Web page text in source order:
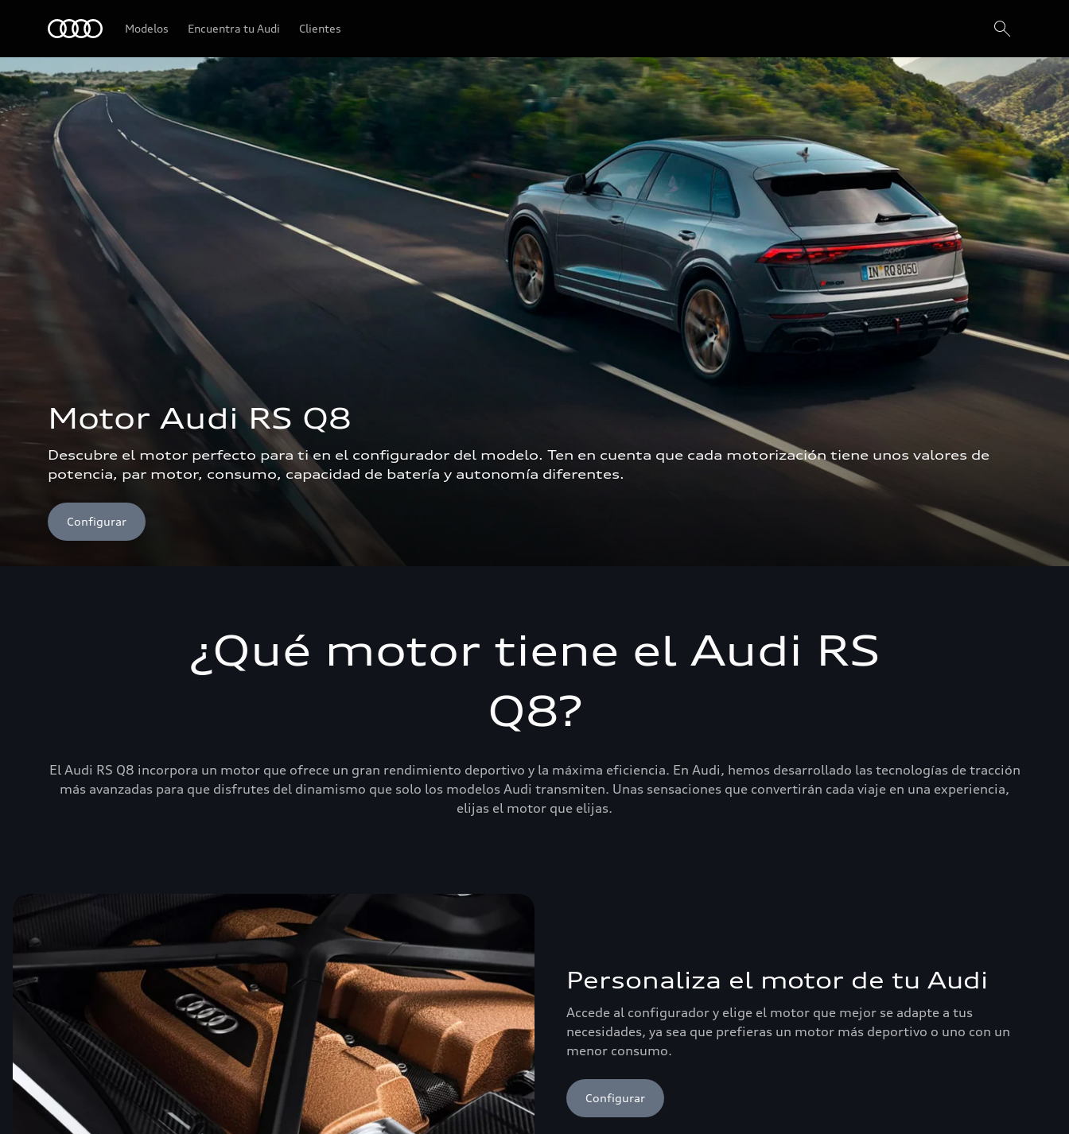
Modelos Encuentra tu Audi Clientes
Motor Audi RS Q8
Descubre el motor perfecto para ti en el configurador del modelo. Ten en cuenta que cada motorización tiene unos valores de
potencia, par motor, consumo, capacidad de batería y autonomía diferentes.
Configurar
¿Qué motor tiene el Audi RS
Q8?
El Audi RS Q8 incorpora un motor que ofrece un gran rendimiento deportivo y la máxima eficiencia. En Audi, hemos desarrollado las tecnologías de tracción
más avanzadas para que disfrutes del dinamismo que solo los modelos Audi transmiten. Unas sensaciones que convertirán cada viaje en una experiencia,
elijas el motor que elijas.
Personaliza el motor de tu Audi
Accede al configurador y elige el motor que mejor se adapte a tus
necesidades, ya sea que prefieras un motor más deportivo o uno con un
menor consumo.
Configurar